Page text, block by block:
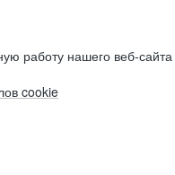
работу нашего веб-сайта
cookie